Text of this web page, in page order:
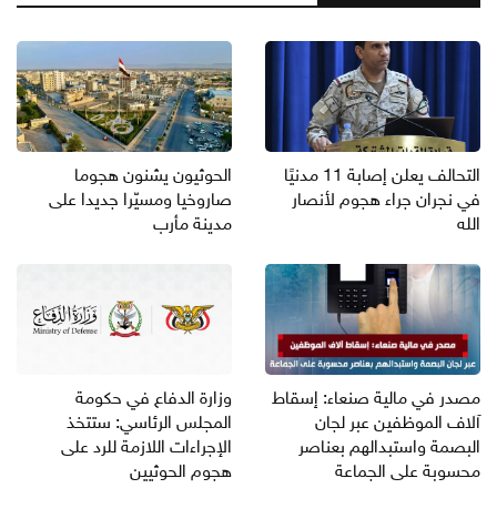
التحالف يعلن إصابة 11 مدنيًا
في نجران جراء هجوم لأنصار
الله
الحوثيون يشنون هجوما
صاروخيا ومسيّرا جديدا على
مدينة مأرب
مصدر في مالية صنعاء: إسقاط
آلاف الموظفين عبر لجان
البصمة واستبدالهم بعناصر
محسوبة على الجماعة
وزارة الدفاع في حكومة
المجلس الرئاسي: ستتخذ
الإجراءات اللازمة للرد على
هجوم الحوثيين